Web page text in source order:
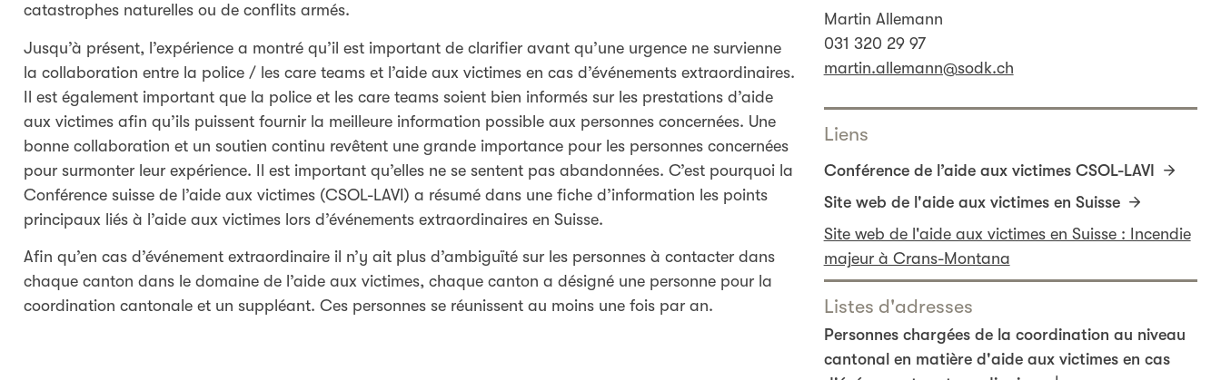
catastrophes naturelles ou de conflits armés.
Jusqu’à présent, l’expérience a montré qu’il est important de clarifier avant qu’une urgence ne survienne
la collaboration entre la police / les care teams et l’aide aux victimes en cas d’événements extraordinaires.
Il est également important que la police et les care teams soient bien informés sur les prestations d’aide
aux victimes afin qu’ils puissent fournir la meilleure information possible aux personnes concernées. Une
bonne collaboration et un soutien continu revêtent une grande importance pour les personnes concernées
pour surmonter leur expérience. Il est important qu’elles ne se sentent pas abandonnées. C’est pourquoi la
Conférence suisse de l’aide aux victimes (CSOL-LAVI) a résumé dans une fiche d’information les points
principaux liés à l’aide aux victimes lors d’événements extraordinaires en Suisse.
Afin qu’en cas d’événement extraordinaire il n’y ait plus d’ambiguïté sur les personnes à contacter dans
chaque canton dans le domaine de l’aide aux victimes, chaque canton a désigné une personne pour la
coordination cantonale et un suppléant. Ces personnes se réunissent au moins une fois par an.
Martin Allemann
031 320 29 97
martin.allemann@sodk.ch
Liens
Conférence de l’aide aux victimes CSOL-LAVI
Site web de l'aide aux victimes en Suisse
Site web de l'aide aux victimes en Suisse : Incendie
majeur à Crans-Montana
Listes d'adresses
Personnes chargées de la coordination au niveau
cantonal en matière d'aide aux victimes en cas